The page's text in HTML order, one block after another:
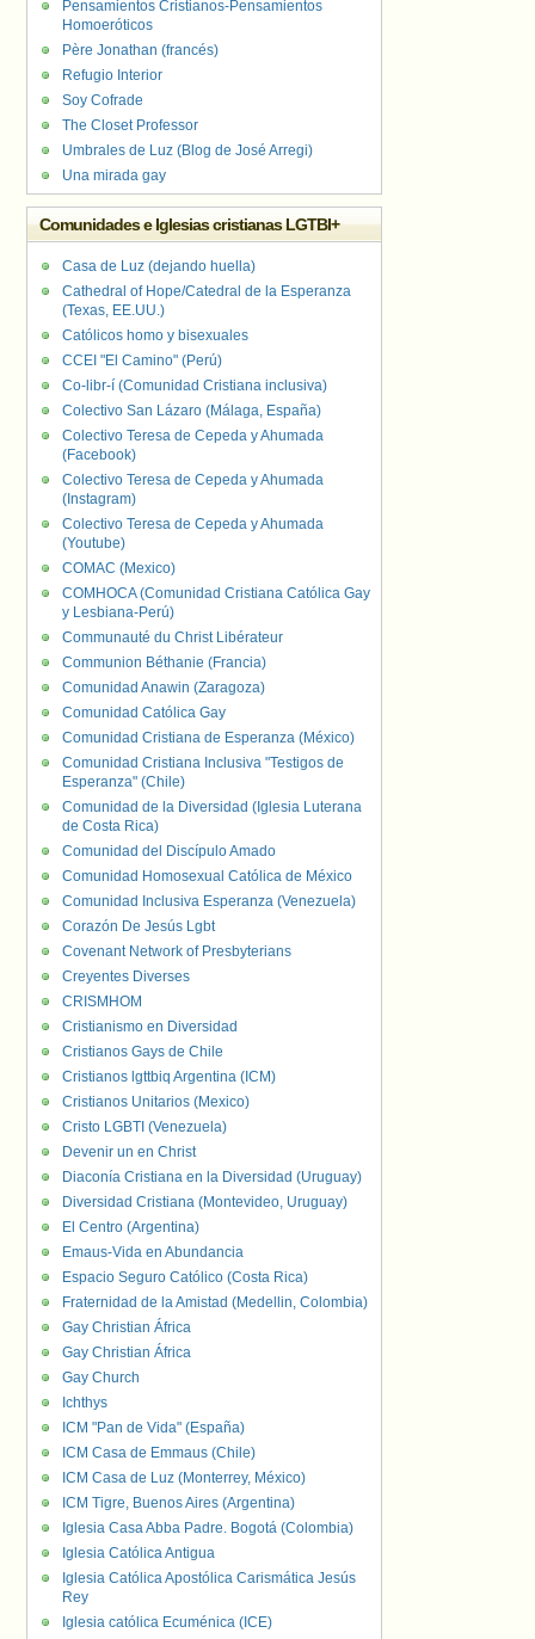
Pensamientos Cristianos-Pensamientos
Homoeróticos
Père Jonathan (francés)
Refugio Interior
Soy Cofrade
The Closet Professor
Umbrales de Luz (Blog de José Arregi)
Una mirada gay
Comunidades e Iglesias cristianas LGTBI+
Casa de Luz (dejando huella)
Cathedral of Hope/Catedral de la Esperanza
(Texas, EE.UU.)
Católicos homo y bisexuales
CCEI "El Camino" (Perú)
Co-libr-í (Comunidad Cristiana inclusiva)
Colectivo San Lázaro (Málaga, España)
Colectivo Teresa de Cepeda y Ahumada
(Facebook)
Colectivo Teresa de Cepeda y Ahumada
(Instagram)
Colectivo Teresa de Cepeda y Ahumada
(Youtube)
COMAC (Mexico)
COMHOCA (Comunidad Cristiana Católica Gay
y Lesbiana-Perú)
Communauté du Christ Libérateur
Communion Béthanie (Francia)
Comunidad Anawin (Zaragoza)
Comunidad Católica Gay
Comunidad Cristiana de Esperanza (México)
Comunidad Cristiana Inclusiva "Testigos de
Esperanza" (Chile)
Comunidad de la Diversidad (Iglesia Luterana
de Costa Rica)
Comunidad del Discípulo Amado
Comunidad Homosexual Católica de México
Comunidad Inclusiva Esperanza (Venezuela)
Corazón De Jesús Lgbt
Covenant Network of Presbyterians
Creyentes Diverses
CRISMHOM
Cristianismo en Diversidad
Cristianos Gays de Chile
Cristianos lgttbiq Argentina (ICM)
Cristianos Unitarios (Mexico)
Cristo LGBTI (Venezuela)
Devenir un en Christ
Diaconía Cristiana en la Diversidad (Uruguay)
Diversidad Cristiana (Montevideo, Uruguay)
El Centro (Argentina)
Emaus-Vida en Abundancia
Espacio Seguro Católico (Costa Rica)
Fraternidad de la Amistad (Medellin, Colombia)
Gay Christian África
Gay Christian África
Gay Church
Ichthys
ICM "Pan de Vida" (España)
ICM Casa de Emmaus (Chile)
ICM Casa de Luz (Monterrey, México)
ICM Tigre, Buenos Aires (Argentina)
Iglesia Casa Abba Padre. Bogotá (Colombia)
Iglesia Católica Antigua
Iglesia Católica Apostólica Carismática Jesús
Rey
Iglesia católica Ecuménica (ICE)